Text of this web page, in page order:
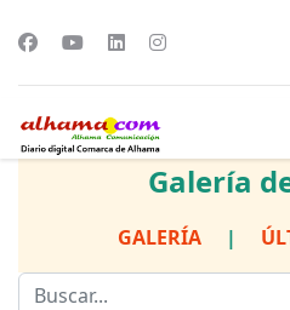
Galería
GALERÍA |